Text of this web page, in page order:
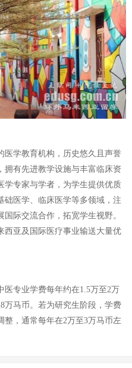
医学教育机构，历史悠久且声誉
拥有先进教学设施与丰富临床资
学专家与学者，为学生提供优质
础医学、临床医学等多领域，注
际交流合作，拓宽学生视野。
西亚及国际医疗事业输送大量优
专业学费每年约在1.5万至2万
万马币。若为研究生阶段，学费
整，通常每年在2万至3万马币左